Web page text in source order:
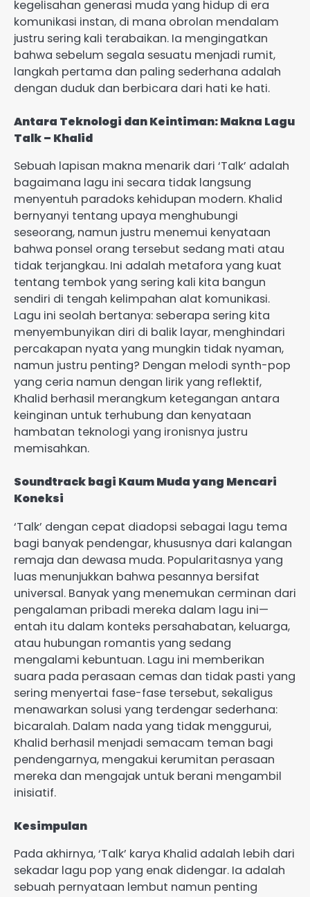
kegelisahan generasi muda yang hidup di era
komunikasi instan, di mana obrolan mendalam
justru sering kali terabaikan. Ia mengingatkan
bahwa sebelum segala sesuatu menjadi rumit,
langkah pertama dan paling sederhana adalah
dengan duduk dan berbicara dari hati ke hati.
Antara Teknologi dan Keintiman: Makna Lagu
Talk – Khalid
Sebuah lapisan makna menarik dari ‘Talk’ adalah
bagaimana lagu ini secara tidak langsung
menyentuh paradoks kehidupan modern. Khalid
bernyanyi tentang upaya menghubungi
seseorang, namun justru menemui kenyataan
bahwa ponsel orang tersebut sedang mati atau
tidak terjangkau. Ini adalah metafora yang kuat
tentang tembok yang sering kali kita bangun
sendiri di tengah kelimpahan alat komunikasi.
Lagu ini seolah bertanya: seberapa sering kita
menyembunyikan diri di balik layar, menghindari
percakapan nyata yang mungkin tidak nyaman,
namun justru penting? Dengan melodi synth-pop
yang ceria namun dengan lirik yang reflektif,
Khalid berhasil merangkum ketegangan antara
keinginan untuk terhubung dan kenyataan
hambatan teknologi yang ironisnya justru
memisahkan.
Soundtrack bagi Kaum Muda yang Mencari
Koneksi
‘Talk’ dengan cepat diadopsi sebagai lagu tema
bagi banyak pendengar, khususnya dari kalangan
remaja dan dewasa muda. Popularitasnya yang
luas menunjukkan bahwa pesannya bersifat
universal. Banyak yang menemukan cerminan dari
pengalaman pribadi mereka dalam lagu ini—
entah itu dalam konteks persahabatan, keluarga,
atau hubungan romantis yang sedang
mengalami kebuntuan. Lagu ini memberikan
suara pada perasaan cemas dan tidak pasti yang
sering menyertai fase-fase tersebut, sekaligus
menawarkan solusi yang terdengar sederhana:
bicaralah. Dalam nada yang tidak menggurui,
Khalid berhasil menjadi semacam teman bagi
pendengarnya, mengakui kerumitan perasaan
mereka dan mengajak untuk berani mengambil
inisiatif.
Kesimpulan
Pada akhirnya, ‘Talk’ karya Khalid adalah lebih dari
sekadar lagu pop yang enak didengar. Ia adalah
sebuah pernyataan lembut namun penting